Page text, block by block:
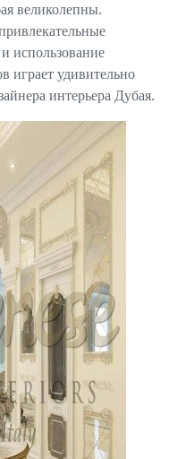
великолепны.
использование
играет удивительно
интерьера Дубая.